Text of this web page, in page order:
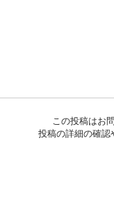
この投稿はお
投稿の詳細の確認